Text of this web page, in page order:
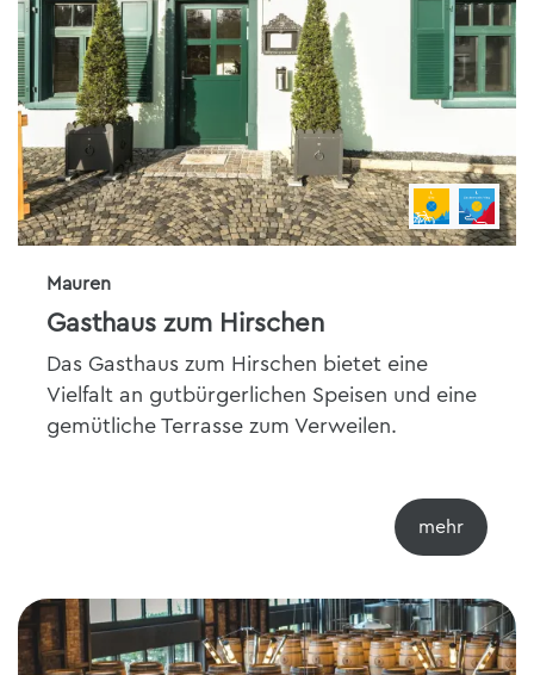
Mauren
Gasthaus zum Hirschen
Das Gasthaus zum Hirschen bietet eine
Vielfalt an gutbürgerlichen Speisen und eine
gemütliche Terrasse zum Verweilen.